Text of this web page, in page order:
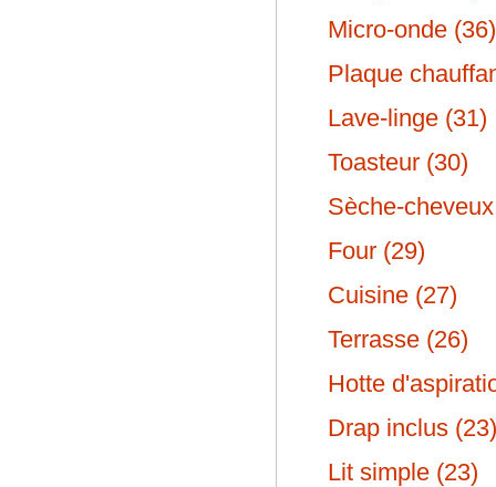
Micro-onde (36)
Plaque
Lave-linge (31)
Toasteur (30)
Sèche-
Four (29)
Cuisine (27)
Terrasse (26)
Hotte
Drap inclus (23)
Lit simple (23)